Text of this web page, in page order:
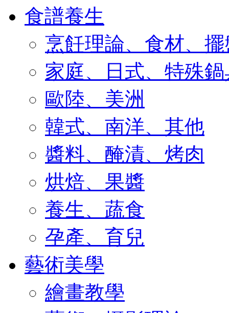
食譜養生
烹飪理論、食材、擺
家庭、日式、特殊鍋
歐陸、美洲
韓式、南洋、其他
醬料、醃漬、烤肉
烘焙、果醬
養生、蔬食
孕產、育兒
藝術美學
繪畫教學